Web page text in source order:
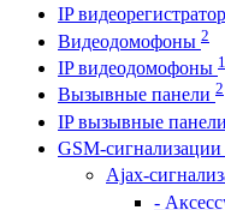
IP
Видеодомофоны 2
IP видеодомофоны
Вызывные панели 2
IP вызывные панели
GSM-сигнализации
Ajax-
-